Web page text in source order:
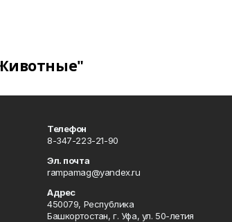
Телефон
8-347-223-21-90
Эл. почта
rampamag@yandex.ru
Адрес
450079, Республика
Башкортостан, г. Уфа, ул. 50-летия